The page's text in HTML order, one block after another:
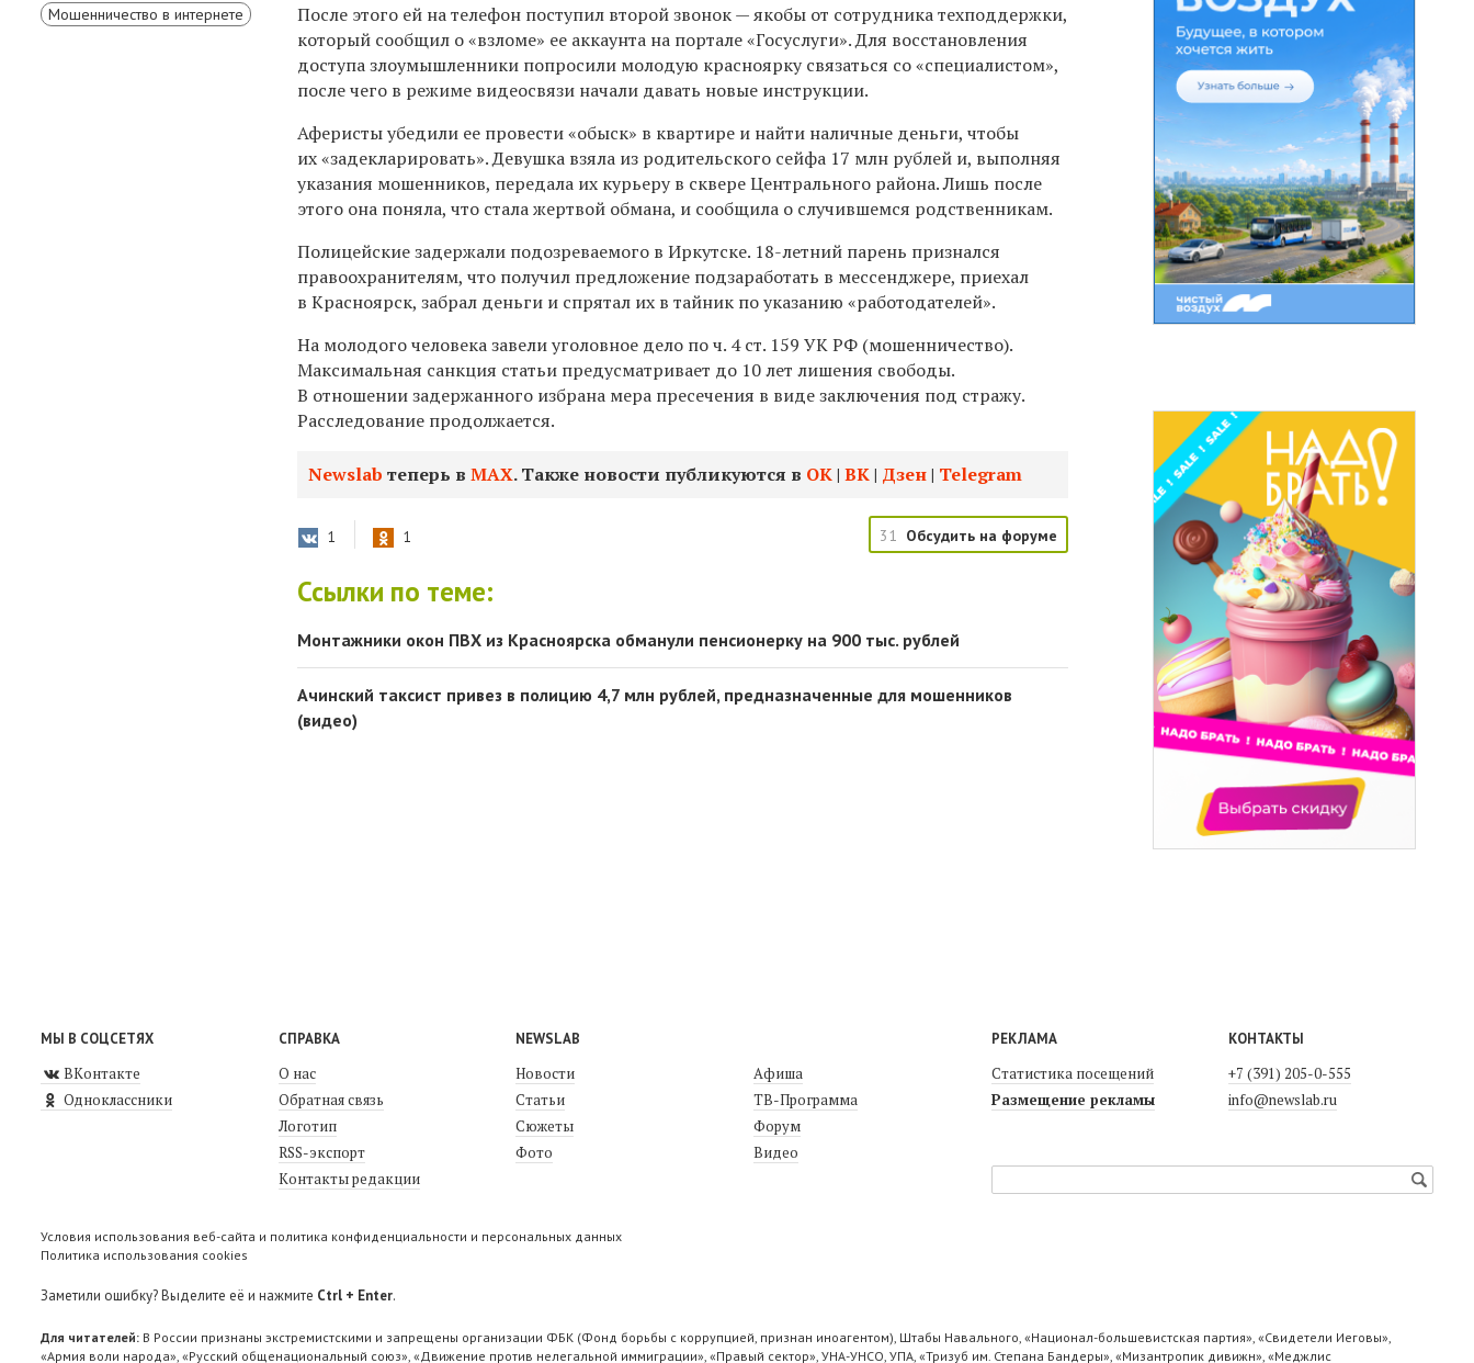
Мошенничество в интернете
После этого ей на телефон поступил второй звонок — якобы от сотрудника техподдержки,
который сообщил о «взломе» ее аккаунта на портале «Госуслуги». Для восстановления
доступа злоумышленники попросили молодую красноярку связаться со «специалистом»,
после чего в режиме видеосвязи начали давать новые инструкции.
Аферисты убедили ее провести «обыск» в квартире и найти наличные деньги, чтобы
их «задекларировать». Девушка взяла из родительского сейфа 17 млн рублей и, выполняя
указания мошенников, передала их курьеру в сквере Центрального района. Лишь после
этого она поняла, что стала жертвой обмана, и сообщила о случившемся родственникам.
Полицейские задержали подозреваемого в Иркутске. 18-летний парень признался
правоохранителям, что получил предложение подзаработать в мессенджере, приехал
в Красноярск, забрал деньги и спрятал их в тайник по указанию «работодателей».
На молодого человека завели уголовное дело по ч. 4 ст. 159 УК РФ (мошенничество).
Максимальная санкция статьи предусматривает до 10 лет лишения свободы.
В отношении задержанного избрана мера пресечения в виде заключения под стражу.
Расследование продолжается.
Newslab теперь вМАХ. Также новости публикуются в ОК|ВК| Дзен| Telegram
1 1 31 Обсудить на форуме
Ссылки по теме:
Монтажники окон ПВХ из Красноярска обманули пенсионерку на 900 тыс. рублей
Ачинский таксист привез в полицию 4,7 млн рублей, предназначенные для мошенников
(видео)
МЫ В СОЦСЕТЯХ
ВКонтакте
Одноклассники
СПРАВКА
О нас
Обратная связь
Логотип
RSS-экспорт
Контакты редакции
NEWSLAB
Новости
Статьи
Сюжеты
Фото
Афиша
ТВ-Программа
Форум
Видео
РЕКЛАМА
Статистика посещений
Размещение рекламы
КОНТАКТЫ
+7 (391) 205-0-555
info@newslab.ru
Условия использования веб-сайта и политика конфиденциальности и персональных данных
Политика использования cookies
Заметили ошибку? Выделите её и нажмите Ctrl + Enter.
Для читателей: В России признаны экстремистскими и запрещены организации ФБК (Фонд борьбы с коррупцией, признан иноагентом), Штабы Навального, «Национал-большевистская партия», «Свидетели Иеговы»,
«Армия воли народа», «Русский общенациональный союз», «Движение против нелегальной иммиграции», «Правый сектор», УНА-УНСО, УПА, «Тризуб им. Степана Бандеры», «Мизантропик дивижн», «Меджлис